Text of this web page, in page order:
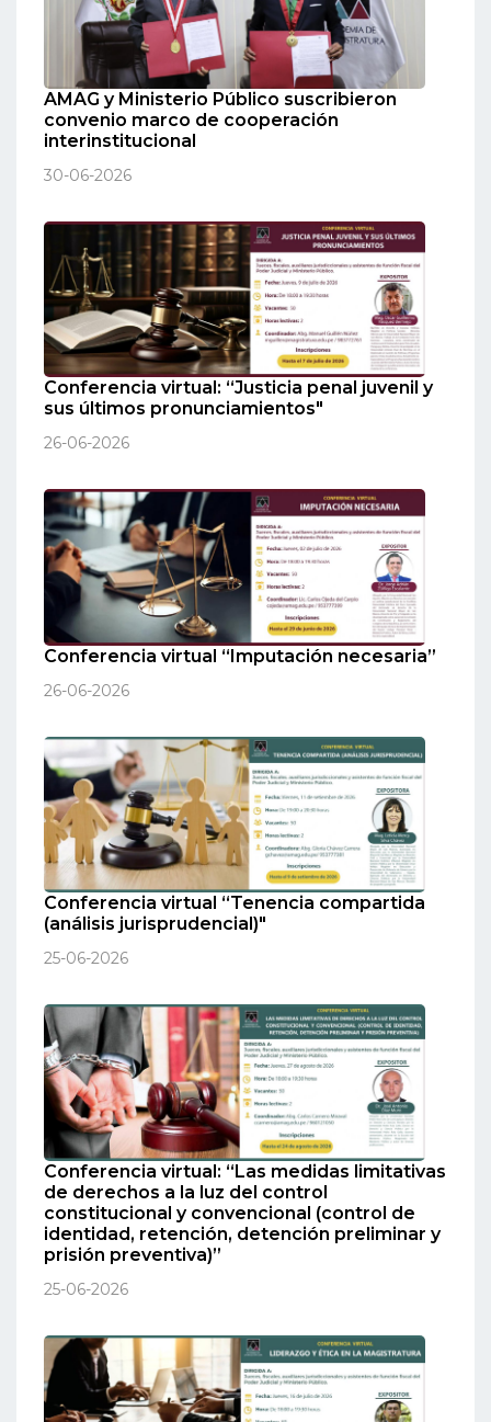
AMAG y Ministerio Público suscribieron
convenio marco de cooperación
interinstitucional
30-06-2026
Conferencia virtual: “Justicia penal juvenil y
sus últimos pronunciamientos"
26-06-2026
Conferencia virtual “Imputación necesaria”
26-06-2026
Conferencia virtual “Tenencia compartida
(análisis jurisprudencial)"
25-06-2026
Conferencia virtual: “Las medidas limitativas
de derechos a la luz del control
constitucional y convencional (control de
identidad, retención, detención preliminar y
prisión preventiva)”
25-06-2026